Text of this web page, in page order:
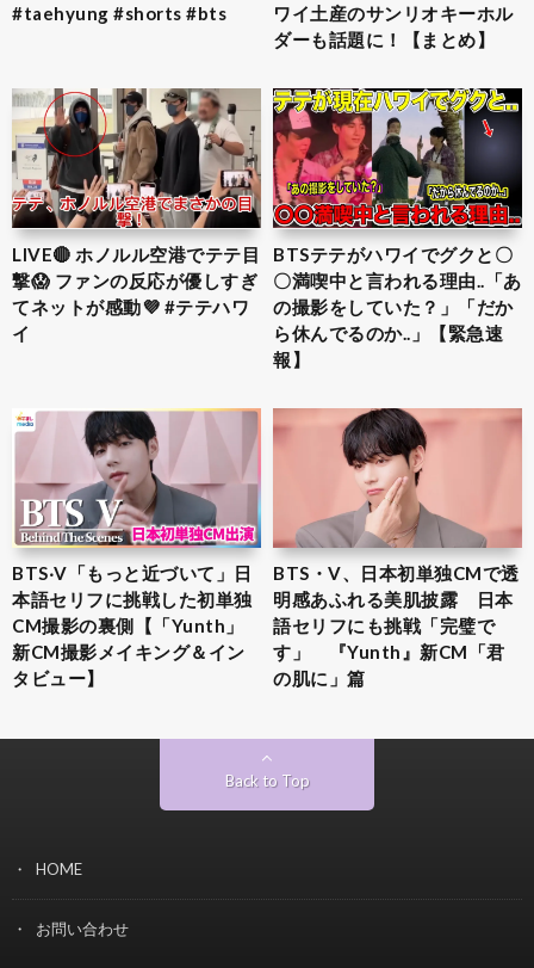
#taehyung #shorts #bts
ワイ土産のサンリオキーホル
ダーも話題に！【まとめ】
LIVE🔴 ホノルル空港でテテ目
撃😱 ファンの反応が優しすぎ
てネットが感動💜 #テテハワ
イ
BTSテテがハワイでグクと〇
〇満喫中と言われる理由..「あ
の撮影をしていた？」「だか
ら休んでるのか..」【緊急速
報】
BTS‧V「もっと近づいて」日
本語セリフに挑戦した初単独
CM撮影の裏側【「Yunth」
新CM撮影メイキング＆イン
タビュー】
BTS・V、日本初単独CMで透
明感あふれる美肌披露 日本
語セリフにも挑戦「完璧で
す」 『Yunth』新CM「君
の肌に」篇
Back to Top
HOME
お問い合わせ